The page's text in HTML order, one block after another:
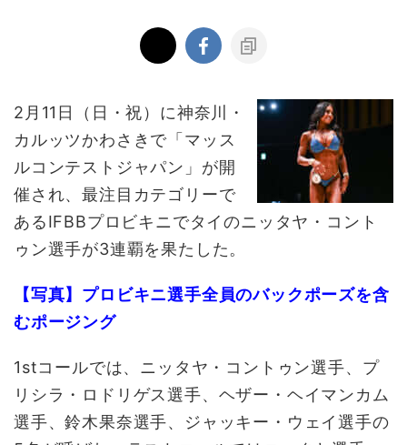
2月11日（日・祝）に神奈川・
カルッツかわさきで「マッス
ルコンテストジャパン」が開
催され、最注目カテゴリーで
あるIFBBプロビキニでタイのニッタヤ・コント
ゥン選手が3連覇を果たした。
【写真】プロビキニ選手全員のバックポーズを含
むポージング
1stコールでは、ニッタヤ・コントゥン選手、プ
リシラ・ロドリゲス選手、ヘザー・ヘイマンカム
選手、鈴木果奈選手、ジャッキー・ウェイ選手の